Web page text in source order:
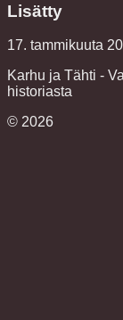
Lisätty
17. tammikuuta
Karhu ja Tähti -
historiasta
© 2026